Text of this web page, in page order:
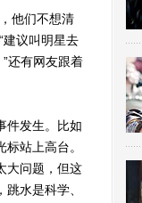
他们不想清
建议叫明星去
还有网友跟着
发生。比如
站上高台。
大问题，但这
水是科学、